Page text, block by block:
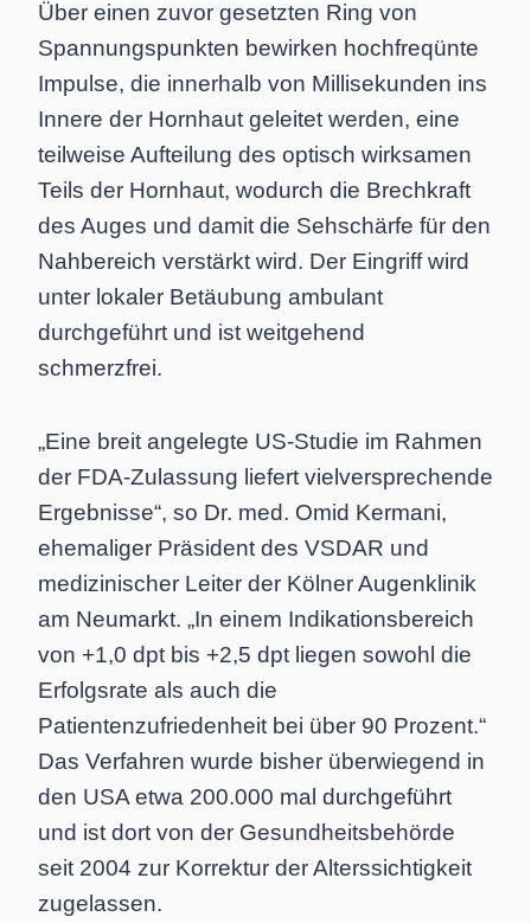
Über einen zuvor gesetzten Ring von
Spannungspunkten bewirken hochfreqünte
Impulse, die innerhalb von Millisekunden ins
Innere der Hornhaut geleitet werden, eine
teilweise Aufteilung des optisch wirksamen
Teils der Hornhaut, wodurch die Brechkraft
des Auges und damit die Sehschärfe für den
Nahbereich verstärkt wird. Der Eingriff wird
unter lokaler Betäubung ambulant
durchgeführt und ist weitgehend
schmerzfrei.
„Eine breit angelegte US-Studie im Rahmen
der FDA-Zulassung liefert vielversprechende
Ergebnisse“, so Dr. med. Omid Kermani,
ehemaliger Präsident des VSDAR und
medizinischer Leiter der Kölner Augenklinik
am Neumarkt. „In einem Indikationsbereich
von +1,0 dpt bis +2,5 dpt liegen sowohl die
Erfolgsrate als auch die
Patientenzufriedenheit bei über 90 Prozent.“
Das Verfahren wurde bisher überwiegend in
den USA etwa 200.000 mal durchgeführt
und ist dort von der Gesundheitsbehörde
seit 2004 zur Korrektur der Alterssichtigkeit
zugelassen.